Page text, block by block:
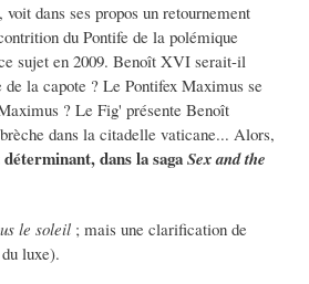
dans ses propos un retournement
du Pontife de la polémique
sujet en 2009. Benoît XVI serait-il
de la capote ? Le Pontifex Maximus se
? Le Fig' présente Benoît
dans la citadelle vaticane... Alors,
dans la sagaSex and the
le soleil ; mais une clarification de
luxe).